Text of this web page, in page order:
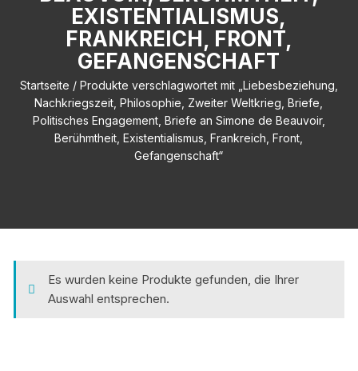
EXISTENTIALISMUS,
FRANKREICH, FRONT,
GEFANGENSCHAFT
Startseite / Produkte verschlagwortet mit „Liebesbeziehung,
Nachkriegszeit, Philosophie, Zweiter Weltkrieg, Briefe,
Politisches Engagement, Briefe an Simone de Beauvoir,
Berühmtheit, Existentialismus, Frankreich, Front,
Gefangenschaft“
Es wurden keine Produkte gefunden, die Ihrer
Auswahl entsprechen.